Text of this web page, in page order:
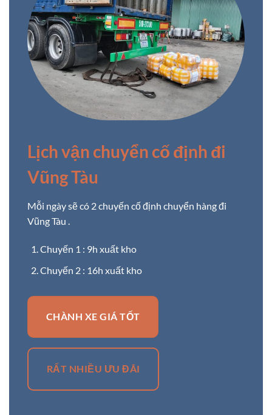
Lịch vận chuyển cố định đi
Vũng Tàu
Mỗi ngày sẽ có 2 chuyến cố định chuyển hàng đi
Vũng Tàu .
Chuyến 1 : 9h xuất kho
Chuyến 2 : 16h xuất kho
CHÀNH XE GIÁ TỐT
RẤT NHIỀU ƯU ĐÃI